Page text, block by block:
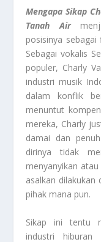
Mengapa Sikap
Tanah Air
posisinya
Sebagai vokalis
populer, Charly
industri musik
dalam konflik
menuntut
mereka, Charly
damai dan
dirinya tidak
menyanyikan
asalkan dilakukan
pihak mana pun.
Sikap ini tentu
industri